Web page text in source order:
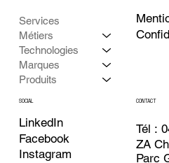
Services
Métiers
Technologies
Marques
Produits
SOCIAL
LinkedIn
Facebook
Instagram
CONTACT
Tél :
ZA
Parc